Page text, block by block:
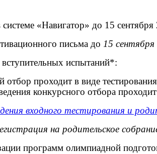
системе «Навигатор» до 15 сентября
письма до 15
испытаний*:
отбор проходит в виде
конкурсного отбора
входного тестирования и
на родительское
программ олимпиадной